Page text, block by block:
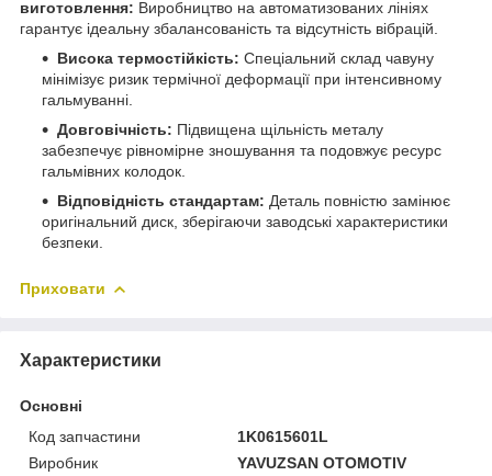
виготовлення: Виробництво на автоматизованих лініях
гарантує ідеальну збалансованість та відсутність вібрацій.
Висока термостійкість: Спеціальний склад чавуну
мінімізує ризик термічної деформації при інтенсивному
гальмуванні.
Довговічність: Підвищена щільність металу
забезпечує рівномірне зношування та подовжує ресурс
гальмівних колодок.
Відповідність стандартам: Деталь повністю замінює
оригінальний диск, зберігаючи заводські характеристики
безпеки.
Приховати
Характеристики
Основні
Код запчастини
1K0615601L
Виробник
YAVUZSAN OTOMOTIV